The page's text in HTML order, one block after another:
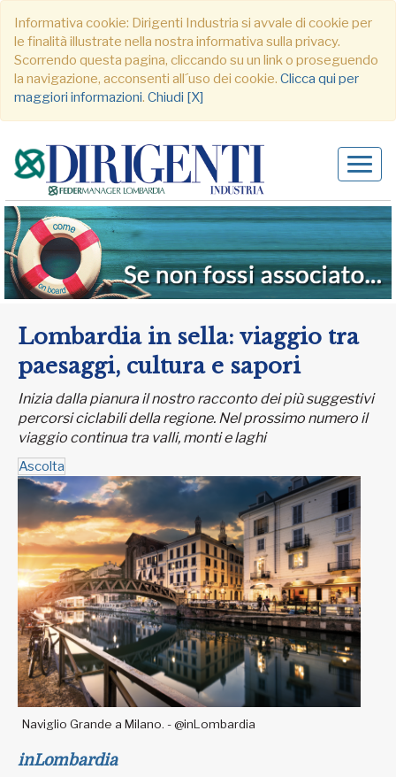
Informativa cookie: Dirigenti Industria si avvale di cookie per
le finalità illustrate nella nostra informativa sulla privacy.
Scorrendo questa pagina, cliccando su un link o proseguendo
la navigazione, acconsenti all´uso dei cookie. Clicca qui per
maggiori informazioni. Chiudi [X]
Lombardia in sella: viaggio tra
paesaggi, cultura e sapori
Inizia dalla pianura il nostro racconto dei più suggestivi
percorsi ciclabili della regione. Nel prossimo numero il
viaggio continua tra valli, monti e laghi
Ascolta
Naviglio Grande a Milano. - @inLombardia
inLombardia